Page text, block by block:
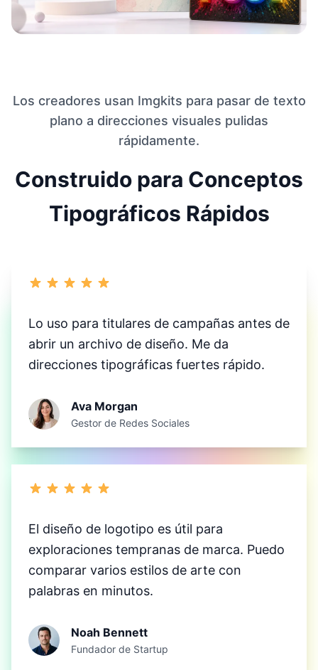
Los creadores usan Imgkits para pasar de texto
plano a direcciones visuales pulidas
rápidamente.
Construido para Conceptos
Tipográficos Rápidos
Lo uso para titulares de campañas antes de
abrir un archivo de diseño. Me da
direcciones tipográficas fuertes rápido.
Ava Morgan
Gestor de Redes Sociales
El diseño de logotipo es útil para
exploraciones tempranas de marca. Puedo
comparar varios estilos de arte con
palabras en minutos.
Noah Bennett
Fundador de Startup